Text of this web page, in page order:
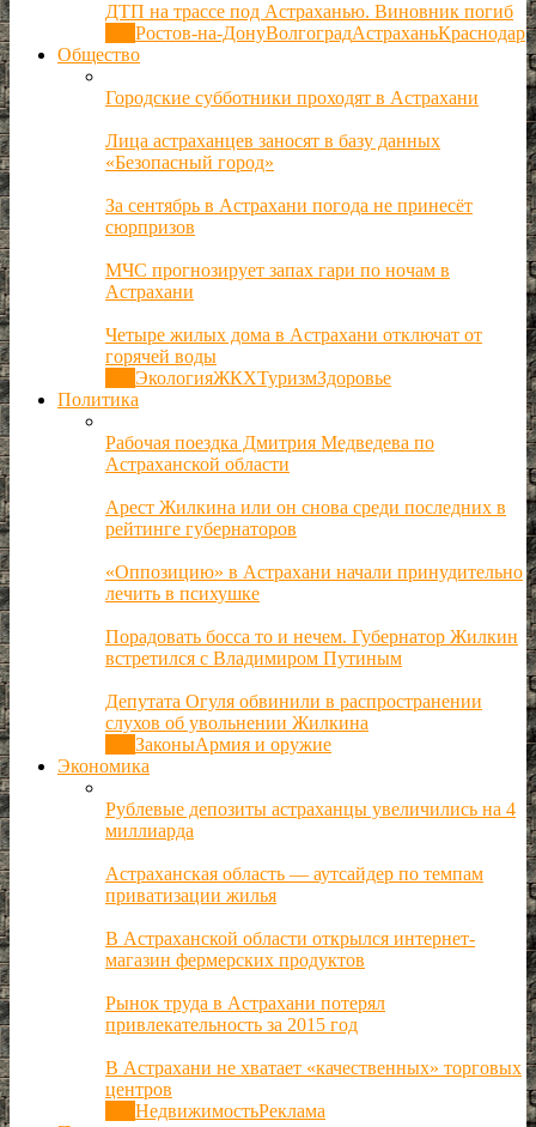
ДТП на трассе под Астраханью. Виновник погиб
Ростов-на-ДонуВолгоградАстраханьКраснодар
Общество
Городские субботники проходят в Астрахани
Лица астраханцев заносят в базу данных
«Безопасный город»
За сентябрь в Астрахани погода не принесёт
сюрпризов
МЧС прогнозирует запах гари по ночам в
Астрахани
Четыре жилых дома в Астрахани отключат от
горячей воды
ЭкологияЖКХТуризмЗдоровье
Политика
Рабочая поездка Дмитрия Медведева по
Астраханской области
Арест Жилкина или он снова среди последних в
рейтинге губернаторов
«Оппозицию» в Астрахани начали принудительно
лечить в психушке
Порадовать босса то и нечем. Губернатор Жилкин
встретился с Владимиром Путиным
Депутата Огуля обвинили в распространении
слухов об увольнении Жилкина
ЗаконыАрмия и оружие
Экономика
Рублевые депозиты астраханцы увеличились на 4
миллиарда
Астраханская область — аутсайдер по темпам
приватизации жилья
В Астраханской области открылся интернет-
магазин фермерских продуктов
Рынок труда в Астрахани потерял
привлекательность за 2015 год
В Астрахани не хватает «качественных» торговых
центров
НедвижимостьРеклама